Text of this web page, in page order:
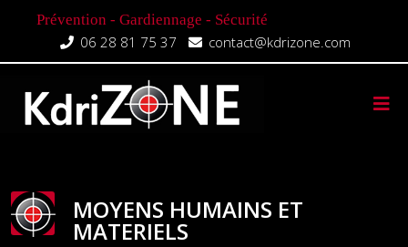
Prévention - Gardiennage - Sécurité
06 28 81 75 37 contact@kdrizone.com
MOYENS HUMAINS ET
MATERIELS